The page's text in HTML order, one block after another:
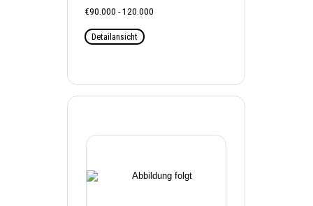
€90.000 - 120.000
Detailansicht